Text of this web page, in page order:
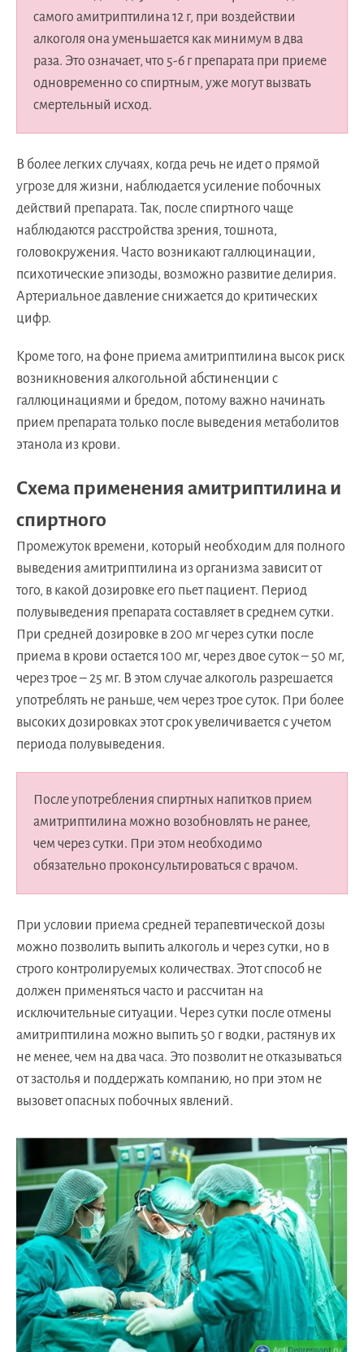
самого амитриптилина 12 г, при воздействии
алкоголя она уменьшается как минимум в два
раза. Это означает, что 5-6 г препарата при приеме
одновременно со спиртным, уже могут вызвать
смертельный исход.
В более легких случаях, когда речь не идет о прямой
угрозе для жизни, наблюдается усиление побочных
действий препарата. Так, после спиртного чаще
наблюдаются расстройства зрения, тошнота,
головокружения. Часто возникают галлюцинации,
психотические эпизоды, возможно развитие делирия.
Артериальное давление снижается до критических
цифр.
Кроме того, на фоне приема амитриптилина высок риск
возникновения алкогольной абстиненции с
галлюцинациями и бредом, потому важно начинать
прием препарата только после выведения метаболитов
этанола из крови.
Схема применения амитриптилина и
спиртного
Промежуток времени, который необходим для полного
выведения амитриптилина из организма зависит от
того, в какой дозировке его пьет пациент. Период
полувыведения препарата составляет в среднем сутки.
При средней дозировке в 200 мг через сутки после
приема в крови остается 100 мг, через двое суток – 50 мг,
через трое – 25 мг. В этом случае алкоголь разрешается
употреблять не раньше, чем через трое суток. При более
высоких дозировках этот срок увеличивается с учетом
периода полувыведения.
После употребления спиртных напитков прием
амитриптилина можно возобновлять не ранее,
чем через сутки. При этом необходимо
обязательно проконсультироваться с врачом.
При условии приема средней терапевтической дозы
можно позволить выпить алкоголь и через сутки, но в
строго контролируемых количествах. Этот способ не
должен применяться часто и рассчитан на
исключительные ситуации. Через сутки после отмены
амитриптилина можно выпить 50 г водки, растянув их
не менее, чем на два часа. Это позволит не отказываться
от застолья и поддержать компанию, но при этом не
вызовет опасных побочных явлений.